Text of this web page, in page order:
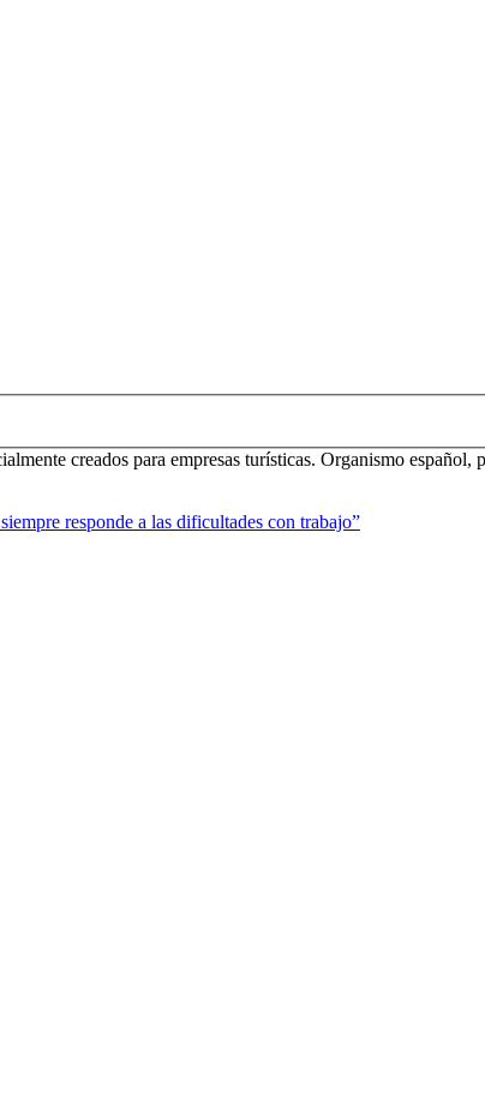
creados para empresas turísticas. Organismo español,
responde a las dificultades con trabajo”